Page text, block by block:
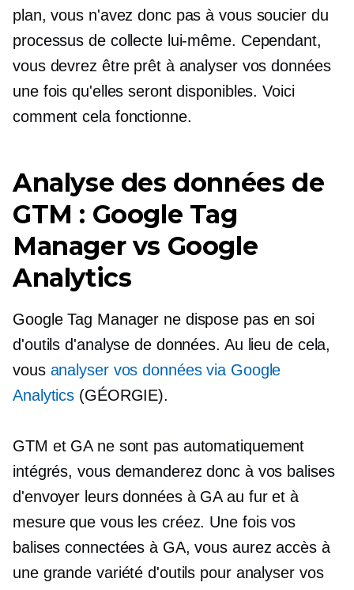
plan, vous n'avez donc pas à vous soucier du
processus de collecte lui-même. Cependant,
vous devrez être prêt à analyser vos données
une fois qu'elles seront disponibles. Voici
comment cela fonctionne.
Analyse des données de
GTM : Google Tag
Manager vs Google
Analytics
Google Tag Manager ne dispose pas en soi
d'outils d'analyse de données. Au lieu de cela,
vous analyser vos données via Google
Analytics (GÉORGIE).
GTM et GA ne sont pas automatiquement
intégrés, vous demanderez donc à vos balises
d'envoyer leurs données à GA au fur et à
mesure que vous les créez. Une fois vos
balises connectées à GA, vous aurez accès à
une grande variété d'outils pour analyser vos